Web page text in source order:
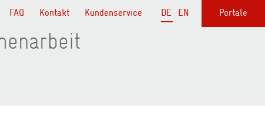
FAQ Kontakt Kundenservice DE EN Portale